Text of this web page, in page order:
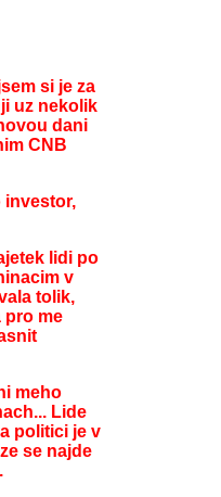
si je za
uz nekolik
dani
CNB
investor,
lidi po
v
tolik,
pro me
meho
Lide
politici je v
se najde